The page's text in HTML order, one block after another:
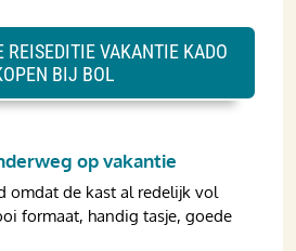
op vakantie
omdat de kast al redelijk vol
formaat, handig tasje, goede
REISEDITIE VAKANTIE KADO
BIJ BOL